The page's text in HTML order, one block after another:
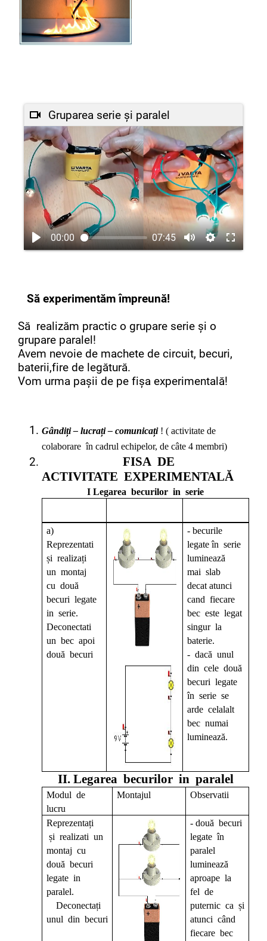
Gruparea serie și paralel
00:00 07:45
Să experimentăm împreună!
Să realizăm practic o grupare serie și o
grupare paralel!
Avem nevoie de machete de circuit, becuri,
baterii,fire de legătură.
Vom urma pașii de pe fișa experimentală!
Gândiți – lucrați – comunicați ! ( activitate de
colaborare în cadrul echipelor, de câte 4 membri)
FISA DE
ACTIVITATE EXPERIMENTALĂ
I Legarea becurilor in serie
a)
Reprezentati
și realizați
un montaj
cu două
becuri legate
in serie.
Deconectati
un bec apoi
două becuri
- becurile
legate în serie
luminează
mai slab
decat atunci
cand fiecare
bec este legat
singur la
baterie.
- dacă unul
din cele două
becuri legate
în serie se
arde celalalt
bec numai
luminează.
II. Legarea becurilor in paralel
Modul de
lucru
Montajul Observatii
Reprezentați
și realizati un
montaj cu
două becuri
legate in
paralel.
Deconectați
unul din becuri
- două becuri
legate în
paralel
luminează
aproape la
fel de
puternic ca și
atunci când
fiecare bec